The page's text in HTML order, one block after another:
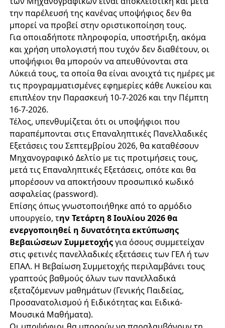
την παρέλευσή της κανένας υποψήφιος δεν θα
μπορεί να προβεί στην οριστικοποίηση τους.
Για οποιαδήποτε πληροφορία, υποστήριξη, ακόμα
και χρήση υπολογιστή που τυχόν δεν διαθέτουν, οι
υποψήφιοι θα μπορούν να απευθύνονται στα
Λύκειά τους, τα οποία θα είναι ανοιχτά τις ημέρες με
τις προγραμματισμένες εφημερίες κάθε Λυκείου και
επιπλέον την Παρασκευή 10-7-2026 και την Πέμπτη
16-7-2026.
Τέλος, υπενθυμίζεται ότι οι υποψήφιοι που
παραπέμπονται στις Επαναληπτικές Πανελλαδικές
Εξετάσεις του Σεπτεμβρίου 2026, θα καταθέσουν
Μηχανογραφικό Δελτίο με τις προτιμήσεις τους,
μετά τις Επαναληπτικές Εξετάσεις, οπότε και θα
μπορέσουν να αποκτήσουν προσωπικό κωδικό
ασφαλείας (password).
Επίσης όπως γνωστοποιήθηκε από το αρμόδιο
υπουργείο, την Τετάρτη 8 Ιουλίου 2026 θα
ενεργοποιηθεί η δυνατότητα εκτύπωσης
Βεβαιώσεων Συμμετοχήςγια όσους συμμετείχαν
στις φετινές πανελλαδικές εξετάσεις των ΓΕΛ ή των
ΕΠΑΛ. Η Βεβαίωση Συμμετοχής περιλαμβάνει τους
γραπτούς βαθμούς όλων των πανελλαδικά
εξεταζόμενων μαθημάτων (Γενικής Παιδείας,
Προσανατολισμού ή Ειδικότητας και Ειδικά-
Μουσικά Μαθήματα).